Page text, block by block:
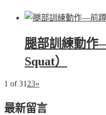
腿部訓練動作
Squat）
1 of 31 23»
最新留言